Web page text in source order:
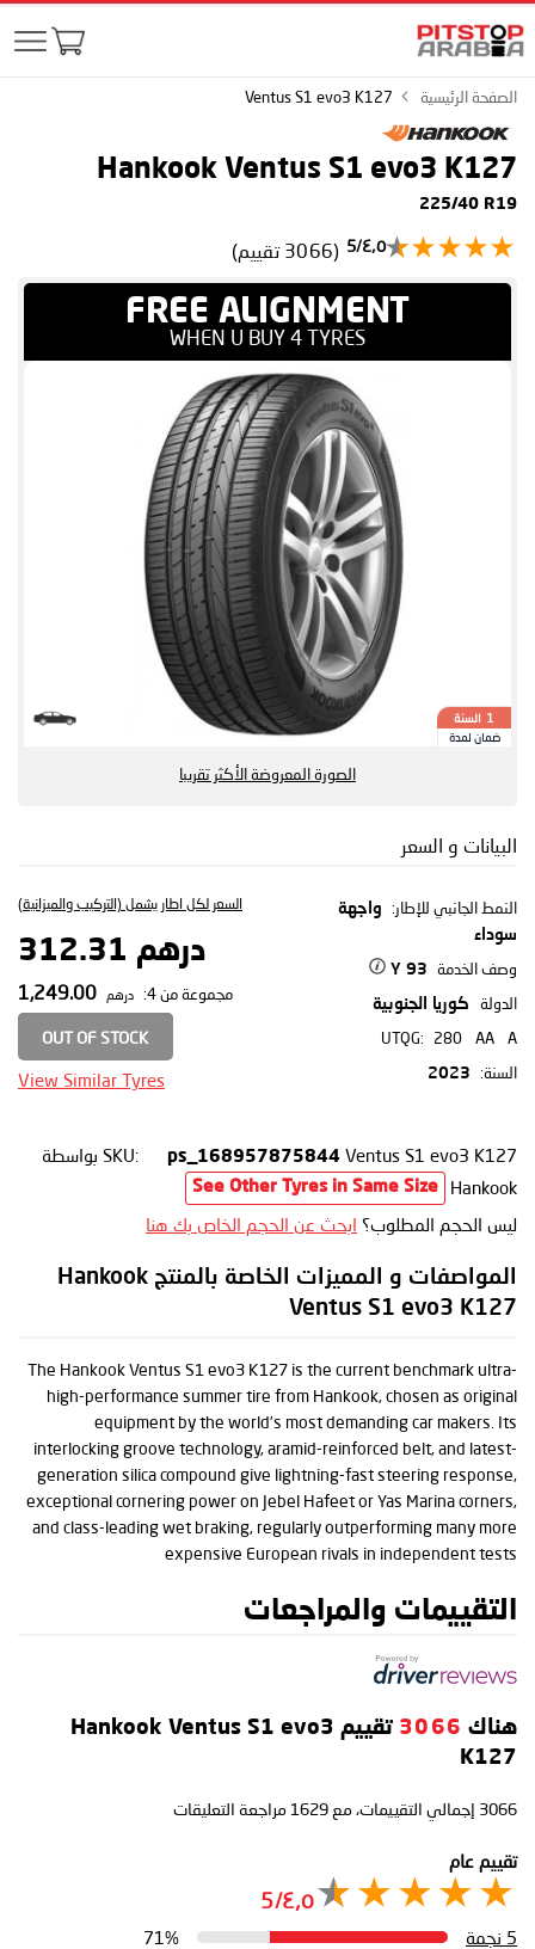
الصفحة الرئيسية Ventus S1 evo3 K127
Hankook Ventus S1 evo3 K127
225/40 R19
٤٫٥/5 (3066 تقييم)
FREE ALIGNMENT
WHEN U BUY 4 TYRES
1 السنة
ضمان لمدة
الصورة المعروضة الأكثر تقريبا
البيانات و السعر
النمط الجانبي للإطار:
واجهة
سوداء
وصف الخدمة 93 Y
الدولة كوريا الجنوبية
UTQG: 280 AA
A
السنة:
2023
السعر لكل اطار يشمل (التركيب والميزانية)
درهم 312.31
مجموعة من 4: درهم
OUT OF STOCK
View Similar Tyres
SKU: ps_168957875844 Ventus S1 evo3 K127
بواسطة
Hankook
See Other Tyres in Same Size
ليس الحجم المطلوب؟ ابحث عن الحجم الخاص بك هنا
المواصفات و المميزات الخاصة بالمنتج Hankook
Ventus S1 evo3 K127
The Hankook Ventus S1 evo3 K127 is the current benchmark ultra-
high-performance summer tire from Hankook, chosen as original
equipment by the world’s most demanding car makers. Its
interlocking groove technology, aramid-reinforced belt, and latest-
generation silica compound give lightning-fast steering response,
exceptional cornering power on Jebel Hafeet or Yas Marina corners,
and class-leading wet braking, regularly outperforming many more
expensive European rivals in independent tests
التقييمات والمراجعات
هناك 3066
تقييم Hankook Ventus S1 evo3
K127
3066 إجمالي التقييمات، مع1629 مراجعة التعليقات
تقييم عام
٤٫٥/5
5 نجمة
71%